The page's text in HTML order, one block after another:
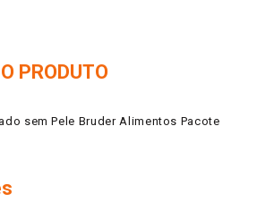
PRODUTO
sem Pele Bruder Alimentos Pacote